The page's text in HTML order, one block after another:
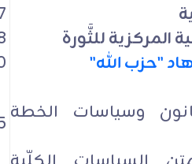
وسياسات الخطة